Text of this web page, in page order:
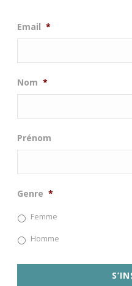
Email *
Nom *
Prénom
Genre *
Femme
Homme